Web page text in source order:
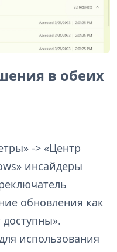
в обеих
-> «Центр
инсайдеры
обновления как
использования